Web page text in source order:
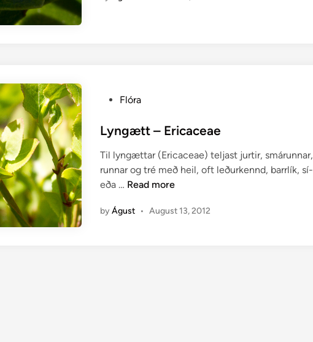
r
t
o
t
s
e
d
i
Flóra
Lyngætt – Ericaceae
Til lyngættar (Ericaceae) teljast jurtir, smárunnar,
runnar og tré með heil, oft leðurkennd, barrlík, sí-
eða … L
n
Read more
byÁgust • August 13, 2012